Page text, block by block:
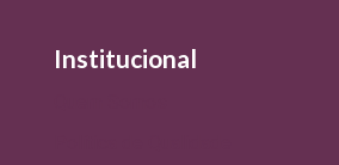
Institucional